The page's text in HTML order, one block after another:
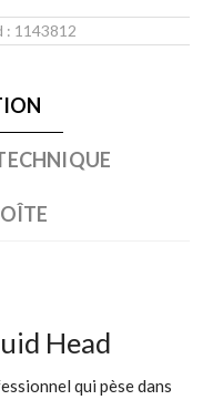
: 1143812
Head
qui pèse dans